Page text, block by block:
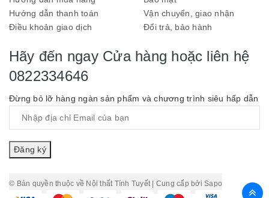
Hướng dẫn thanh toán
Điều khoản giao dịch
Vận chuyển, giao nhận
Đổi trả, bảo hành
Hãy đến ngay Cửa hàng hoặc liên hệ
0822334646
Đừng bỏ lỡ hàng ngàn sản phẩm và chương trình siêu hấp dẫn
Đăng ký
© Bản quyền thuộc về Nội thất Tính Tuyết Cung cấp bởi Sapo